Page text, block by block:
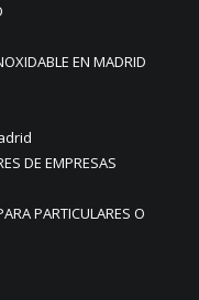
EN MADRID
DE EMPRESAS
PARTICULARES O